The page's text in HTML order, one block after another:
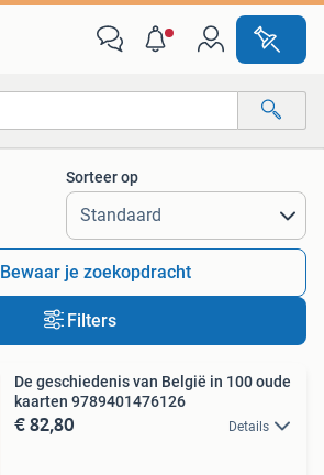
Alle afstanden…
Sorteer op
Bewaar je zoekopdracht
Filters
De geschiedenis van België in 100 oude
kaarten 9789401476126
€ 82,80 Details